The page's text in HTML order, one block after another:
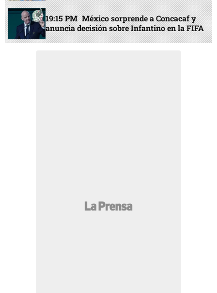
19:15 PM México sorprende a Concacaf y
anuncia decisión sobre Infantino en la FIFA